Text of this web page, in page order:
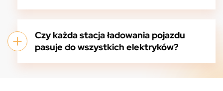
Czy każda stacja ładowania pojazdu
pasuje do wszystkich elektryków?